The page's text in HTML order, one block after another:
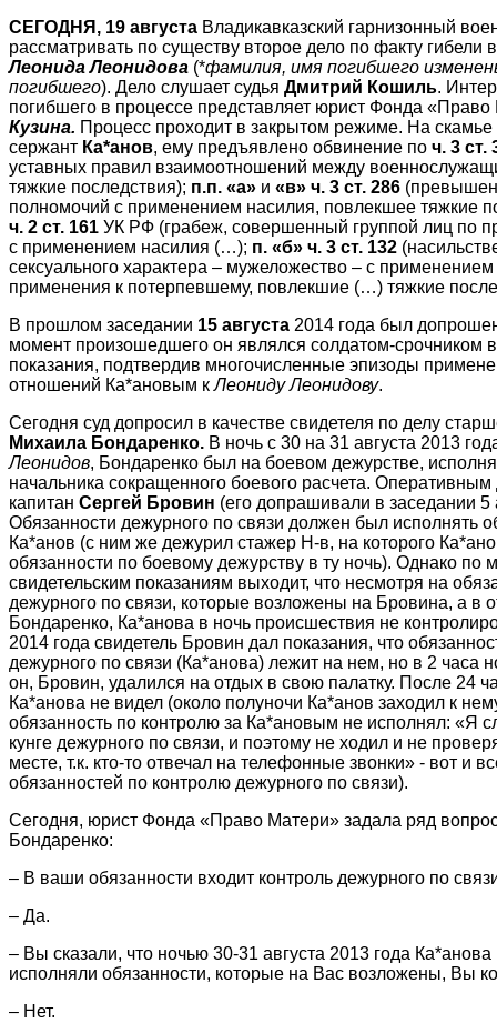
СЕГОДНЯ, 19 августа Владикавказский гарнизонный
рассматривать по существу второе дело по факту гибели
Леонида Леонидова (*фамилия, имя погибшего
погибшего). Дело слушает судья Дмитрий Кошиль.
погибшего в процессе представляет юрист Фонда
Кузина. Процесс проходит в закрытом режиме. На
сержант Ка*анов, ему предъявлено обвинение по ч. 3 ст.
уставных правил взаимоотношений между
тяжкие последствия); п.п. «а» и «в» ч. 3 ст. 286
полномочий с применением насилия, повлекшее тяжкие
ч. 2 ст. 161 УК РФ (грабеж, совершенный группой лиц по
с применением насилия (…); п. «б» ч. 3 ст. 132
сексуального характера – мужеложество – с применением
применения к потерпевшему, повлекшие (…) тяжкие
В прошлом заседании 15 августа 2014 года был
момент произошедшего он являлся солдатом-срочником
показания, подтвердив многочисленные эпизоды
отношений Ка*ановым кЛеониду Леонидову.
Сегодня суд допросил в качестве свидетеля по делу
Михаила Бондаренко. В ночь с 30 на 31 августа 2013
Леонидов, Бондаренко был на боевом дежурстве,
начальника сокращенного боевого расчета.
капитан Сергей Бровин (его допрашивали в заседании 5
Обязанности дежурного по связи должен был исполнять
Ка*анов (с ним же дежурил стажер Н-в, на которого
обязанности по боевому дежурству в ту ночь). Однако по
свидетельским показаниям выходит, что несмотря на
дежурного по связи, которые возложены на Бровина, а в
Бондаренко, Ка*анова в ночь происшествия не
2014 года свидетель Бровин дал показания, что
дежурного по связи (Ка*анова) лежит на нем, но в 2 часа
он, Бровин, удалился на отдых в свою палатку. После 24
Ка*анова не видел (около полуночи Ка*анов заходил к
обязанность по контролю за Ка*ановым не исполнял: «Я
кунге дежурного по связи, и поэтому не ходил и не
месте, т.к. кто-то отвечал на телефонные звонки» - вот и
обязанностей по контролю дежурного по связи).
Сегодня, юрист Фонда «Право Матери» задала ряд
Бондаренко:
– В ваши обязанности входит контроль дежурного по
– Да.
– Вы сказали, что ночью 30-31 августа 2013 года
исполняли обязанности, которые на Вас возложены, Вы
– Нет.